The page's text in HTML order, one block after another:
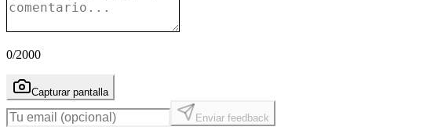
0/2000
Capturar pantalla
Enviar feedback